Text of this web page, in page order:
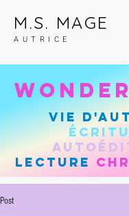
AUTRICE
M.S. MAGE
vie
lecture
Post